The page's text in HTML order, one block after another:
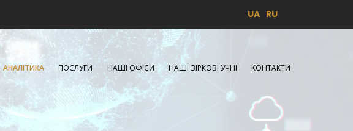
UA RU
АНАЛІТИКА ПОСЛУГИ НАШІ ОФІСИ НАШІ ЗІРКОВІ УЧНІ КОНТАКТИ